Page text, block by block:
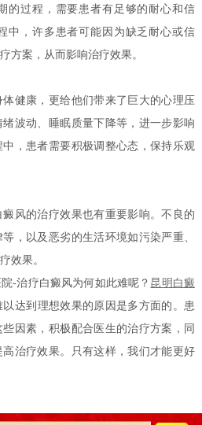
过程，需要患者有足够的耐心和信
中，许多患者可能因为缺乏耐心或信
方案，从而影响治疗效果。
康，更给他们带来了巨大的心理压
波动、睡眠质量下降等，进一步影响
，患者需要积极调整心态，保持乐观
的治疗效果也有重要影响。不良的
，以及恶劣的生活环境如污染严重、
效果。
治疗白癜风为何如此难呢？ 昆明白癜
以达到理想效果的原因是多方面的。患
因素，积极配合医生的治疗方案，同
治疗效果。只有这样，我们才能更好